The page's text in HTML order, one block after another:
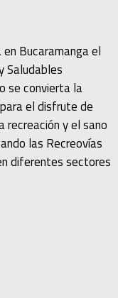
Bucaramanga el
Saludables
se convierta la
el disfrute de
recreación y el sano
las Recreovías
diferentes sectores